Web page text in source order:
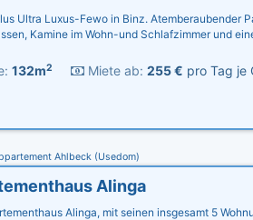
Ultra Luxus-Fewo in Binz. Atemberaubender
Kamine im Wohn-und Schlafzimmer und
132m2 Miete ab: 255 € pro Tag je
Ahlbeck (Usedom)
Alinga
Alinga, mit seinen insgesamt 5